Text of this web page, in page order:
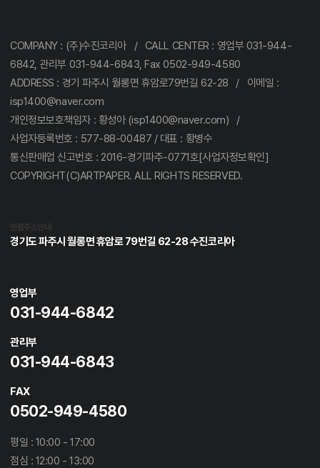
COMPANY : (주)수진코리아 / CALL CENTER : 영업부 031-944-
6842, 관리부 031-944-6843, Fax 0502-949-4580
ADDRESS : 경기 파주시 월롱면 휴암로79번길 62-28 / 이메일 :
isp1400@naver.com
개인정보보호책임자 : 황성아 (isp1400@naver.com) /
사업자등록번호 : 577-88-00487 / 대표 : 황병수
통신판매업 신고번호 : 2016-경기파주-0771호[사업자정보확인]
COPYRIGHT(C)ARTPAPER. ALL RIGHTS RESERVED.
경기도 파주시 월롱면 휴암로 79번길 62-28 수진코리아
영업부
031-944-6842
관리부
031-944-6843
FAX
0502-949-4580
평일 : 10:00 - 17:00
점심 : 12:00 - 13:00